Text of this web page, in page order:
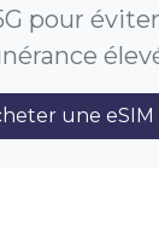
pour
une eSIM